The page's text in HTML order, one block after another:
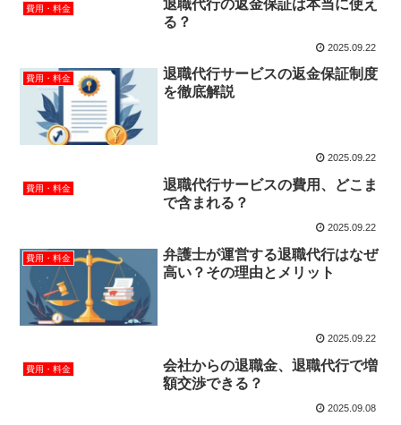
費用・料金
退職代行の返金保証は本当に使え
る？
2025.09.22
費用・料金
退職代行サービスの返金保証制度
を徹底解説
2025.09.22
費用・料金
退職代行サービスの費用、どこま
で含まれる？
2025.09.22
費用・料金
弁護士が運営する退職代行はなぜ
高い？その理由とメリット
2025.09.22
費用・料金
会社からの退職金、退職代行で増
額交渉できる？
2025.09.08